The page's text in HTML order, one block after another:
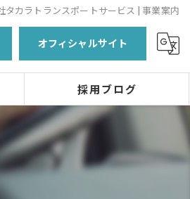
カラトランスポートサービス | 事業案内
オフィシャルサイト
採用ブログ